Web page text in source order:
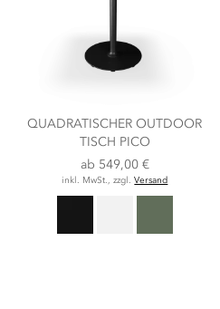
QUADRATISCHER OUTDOOR
TISCH PICO
ab 549,00 €
inkl. MwSt., zzgl.Versand